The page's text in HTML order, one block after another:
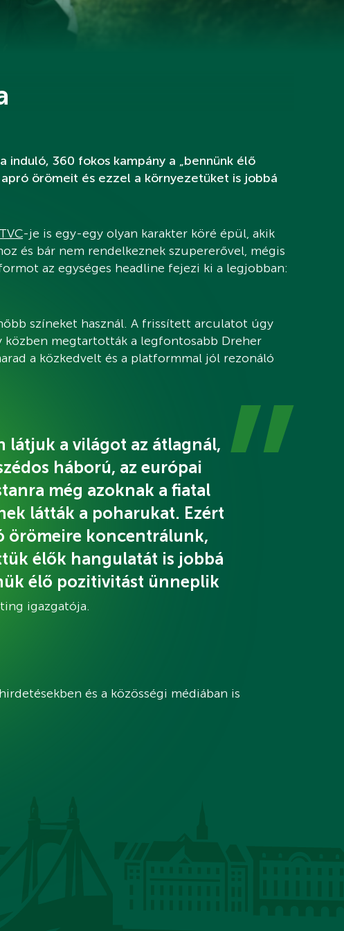
360 fokos kampány a „bennünk élő
örömeit és ezzel a környezetüket is jobbá
TVC-je is egy-egy olyan karakter köré épül, akik
és bár nem rendelkeznek szupererővel, mégis
az egységes headline fejezi ki a legjobban:
színeket használ. A frissített arculatot úgy
megtartották a legfontosabb Dreher
a közkedvelt és a platformmal jól rezonáló
látjuk a világot az átlagnál,
háború, az európai
még azoknak a fiatal
látták a poharukat. Ezért
örömeire koncentrálunk,
élők hangulatát is jobbá
élő pozitivitást ünneplik
igazgatója.
és a közösségi médiában is